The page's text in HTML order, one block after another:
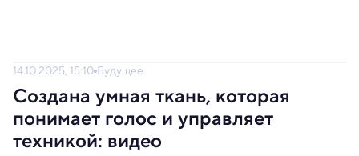
14.10.2025, 15:10 Будущее
Создана умная ткань, которая
понимает голос и управляет
техникой: видео